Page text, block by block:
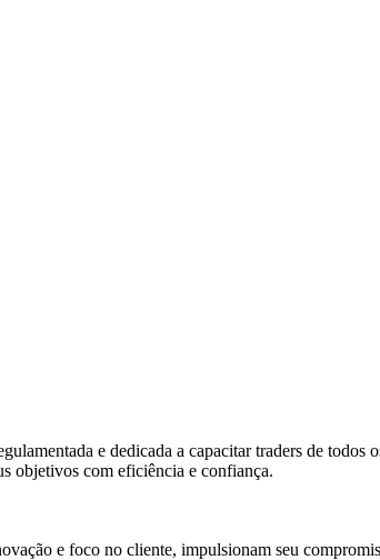
e dedicada a capacitar traders de
objetivos com eficiência e confiança.
e foco no cliente, impulsionam seu